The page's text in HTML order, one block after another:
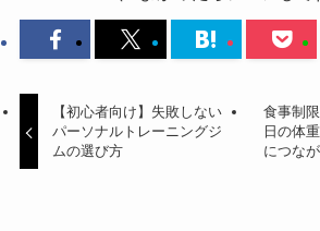
【初心者向け】失敗しない
パーソナルトレーニングジ
ムの選び方
食事制
日の体
につな